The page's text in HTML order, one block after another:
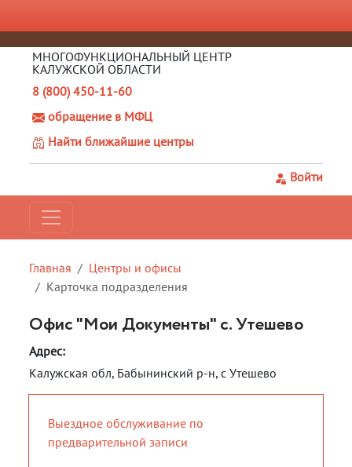
МНОГОФУНКЦИОНАЛЬНЫЙ ЦЕНТР
КАЛУЖСКОЙ ОБЛАСТИ
8 (800) 450-11-60
обращение в МФЦ
Найти ближайшие центры
Войти
Главная
Центры и офисы
Карточка подразделения
Офис "Мои Документы" с. Утешево
Адрес:
Калужская обл, Бабынинский р-н, с Утешево
Выездное обслуживание по
предварительной записи